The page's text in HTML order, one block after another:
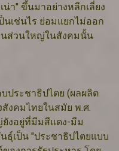
า" ขึ้นมาอย่างหลีกเลี่ยง
นเช่นไร ย่อมแยกไม่ออก
ส่วนใหญ่ในสังคมนั้น
ประชาธิปไตย (ผลผลิต
งคมไทยในสมัย พ.ศ.
งอยู่ที่มีมสีแดง-มีม
ธุ์เป็น "ประชาธิปไตยแบบ